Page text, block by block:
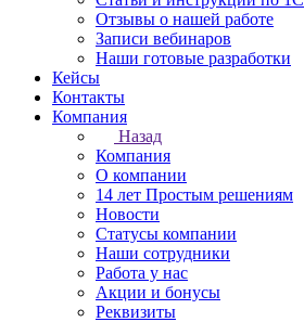
Отзывы о нашей работе
Записи вебинаров
Наши готовые разработки
Кейсы
Контакты
Компания
Назад
Компания
О компании
14 лет Простым решениям
Новости
Статусы компании
Наши сотрудники
Работа у нас
Акции и бонусы
Реквизиты